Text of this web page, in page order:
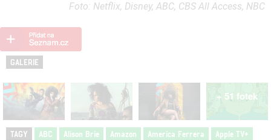
Foto: Netflix, Disney, ABC, CBS All Access, NBC
GALERIE
+ 51 fotek
TAGY ABC Alison Brie Amazon America Ferrera
Apple TV+